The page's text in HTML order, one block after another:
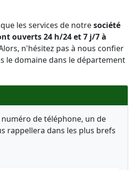
les services de notresociété
ouverts 24 h/24 et 7 j/7 à
n'hésitez pas à nous confier
le domaine dans le département
de téléphone, un de
rappellera dans les plus brefs